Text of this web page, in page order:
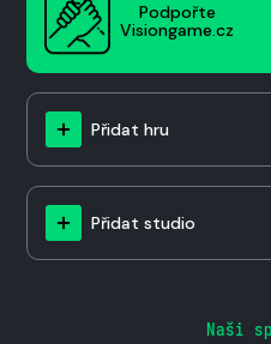
Podpořte
Visiongame.cz
Přidat hru
Přidat studio
Naši